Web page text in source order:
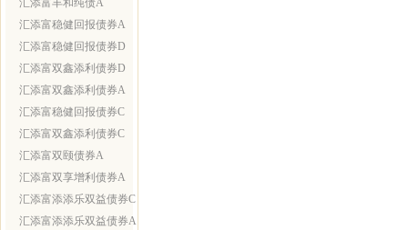
汇添富丰和纯债A
汇添富稳健回报债券A
汇添富稳健回报债券D
汇添富双鑫添利债券D
汇添富双鑫添利债券A
汇添富稳健回报债券C
汇添富双鑫添利债券C
汇添富双颐债券A
汇添富双享增利债券A
汇添富添添乐双益债券C
汇添富添添乐双益债券A